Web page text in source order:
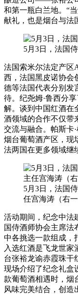
和第一瓶白兰地。“
献礼，也是烟台与法
5月3日，法国
法国索米尔法定产区
西，法国黑皮诺协会
德等法国代表分别发
待。纪尧姆·鲁西分
解。谈到中国红酒在
酒领域的合作不仅带
交流与融合。帕斯卡
烟台葡萄酒产区，现
法两国在更多领域继
5月3日，法国
任宫海涛（右
活动期间，纪念中法
国侍酒师协会主席法
中各挑选一款组成，
入选红酒是飞龙世家
台张裕龙谕赤霞珠干
现场介绍了纪念礼盒
款葡萄酒相遇时，烟
风味完美结合，创造